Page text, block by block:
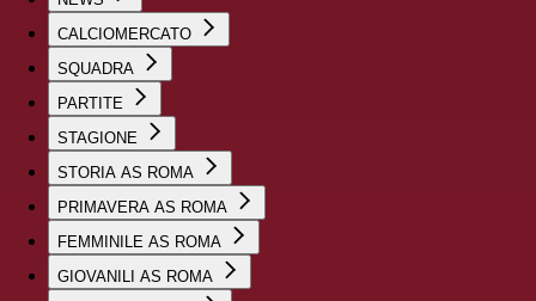
CALCIOMERCATO
SQUADRA
PARTITE
STAGIONE
STORIA AS ROMA
PRIMAVERA AS ROMA
FEMMINILE AS ROMA
GIOVANILI AS ROMA